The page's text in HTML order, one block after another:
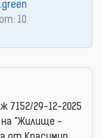
10
7152/29-12-2025
на "Жилище -